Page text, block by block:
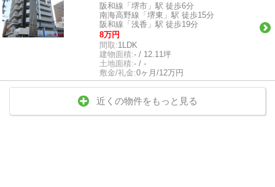
阪和線「堺市」駅 徒歩6分
南海高野線「堺東」駅 徒歩15分
阪和線「浅香」駅 徒歩19分
8万円
間取:1LDK
建物面積:- / 12.11坪
土地面積:- / -
敷金/礼金:0ヶ月/12万円
近くの物件をもっと見る